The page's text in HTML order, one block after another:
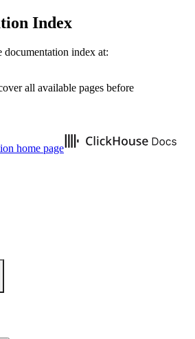
Index
documentation index at:
all available pages before
home page